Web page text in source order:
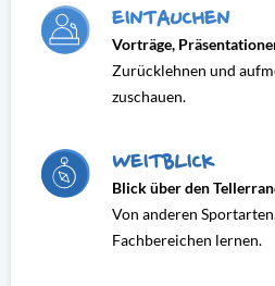
EINTAUCHEN
Vorträge,
Zurücklehnen und
zuschauen.
WEITBLICK
Blick über den
Von anderen
Fachbereichen lernen.